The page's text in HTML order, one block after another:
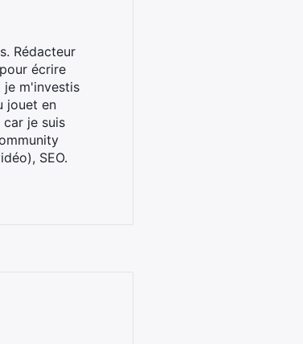
Rédacteur
écrire
je m'investis
jouet en
je suis
SEO.